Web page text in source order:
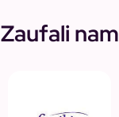
Zaufali nam